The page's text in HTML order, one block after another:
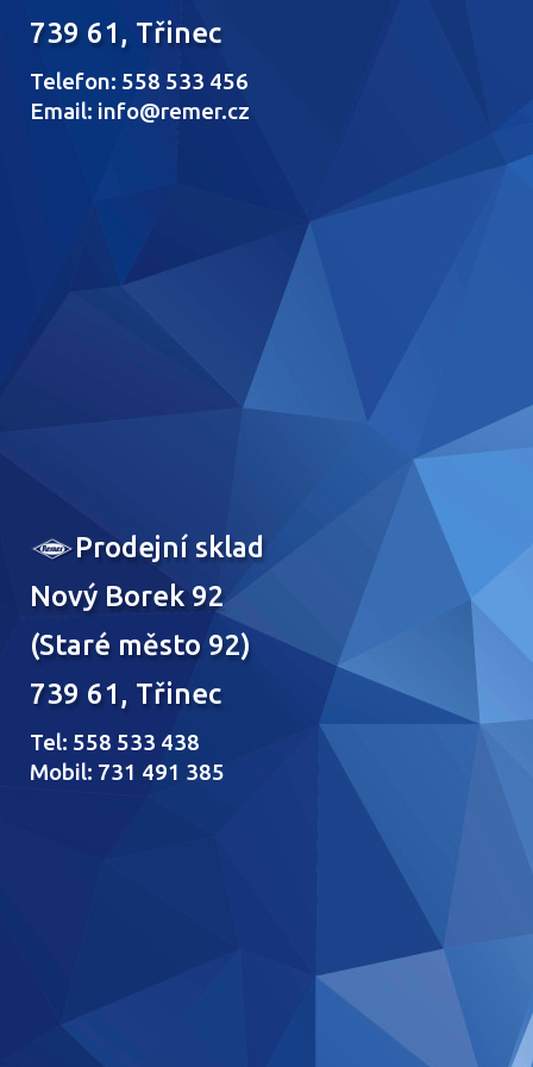
739 61, Třinec
Telefon: 558 533 456
Email: info@remer.cz
Prodejní sklad
Nový Borek 92
(Staré město 92)
739 61, Třinec
Tel: 558 533 438
Mobil: 731 491 385